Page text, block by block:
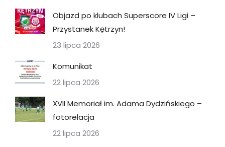
Objazd po klubach Superscore IV Ligi –
Przystanek Kętrzyn!
23 lipca 2026
Komunikat
22 lipca 2026
XVII Memoriał im. Adama Dydzińskiego –
fotorelacja
22 lipca 2026